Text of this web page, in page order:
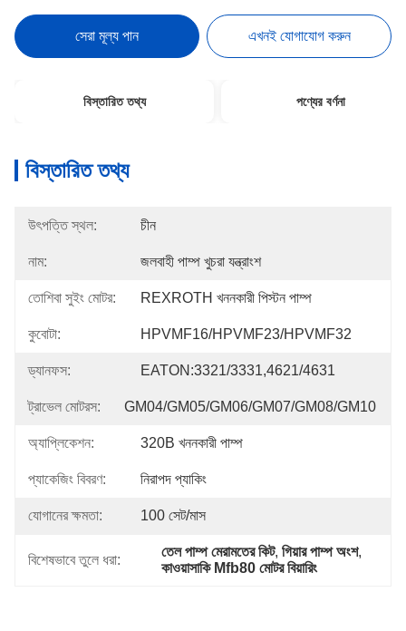
সেরা মূল্য পান এখনই যোগাযোগ করুন
বিস্তারিত তথ্য পণ্যের বর্ণনা
বিস্তারিত তথ্য
উৎপত্তি স্থল: চীন
নাম: জলবাহী পাম্প খুচরা যন্ত্রাংশ
তোশিবা সুইং মোটর: REXROTH খননকারী পিস্টন পাম্প
কুবোটা: HPVMF16/HPVMF23/HPVMF32
ড্যানফস: EATON:3321/3331,4621/4631
ট্রাভেল মোটরস: GM04/GM05/GM06/GM07/GM08/GM10
অ্যাপ্লিকেশন: 320B খননকারী পাম্প
প্যাকেজিং বিবরণ: নিরাপদ প্যাকিং
যোগানের ক্ষমতা: 100 সেট/মাস
বিশেষভাবে তুলে ধরা:
তেল পাম্প মেরামতের কিট, গিয়ার পাম্প অংশ,
কাওয়াসাকি Mfb80 মোটর বিয়ারিং